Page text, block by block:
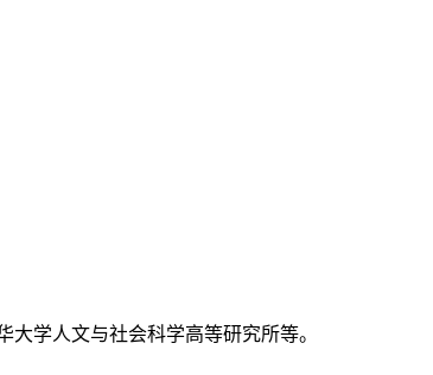
学人文与社会科学高等研究所等。